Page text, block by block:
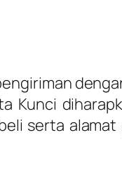
Kunci
serta alamat